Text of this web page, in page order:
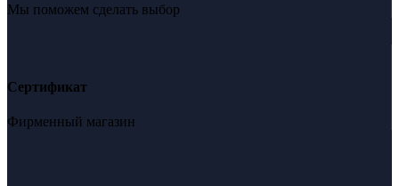
Мы поможем сделать выбор
Сертификат
Фирменный магазин